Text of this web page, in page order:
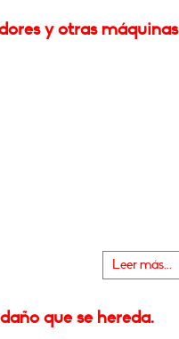
y otras máquinas
Leer más...
que se hereda.